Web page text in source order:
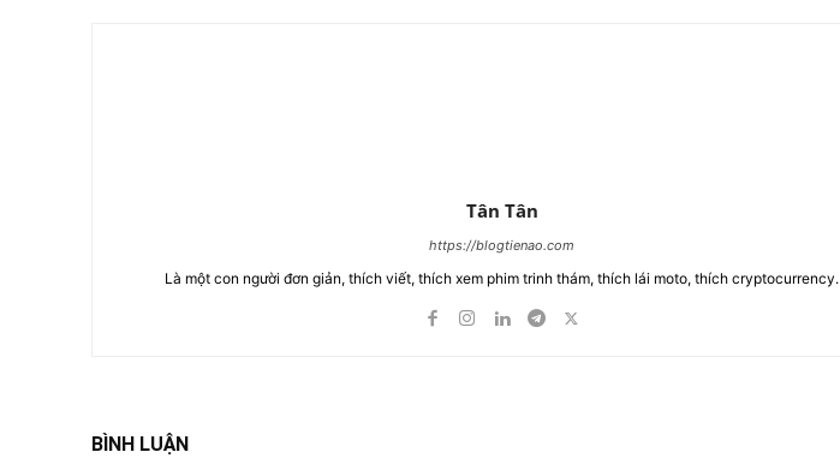
Tân Tân
https://blogtienao.com
Là một con người đơn giản, thích viết, thích xem phim trinh thám, thích lái moto, thích cryptocurrency.
BÌNH LUẬN